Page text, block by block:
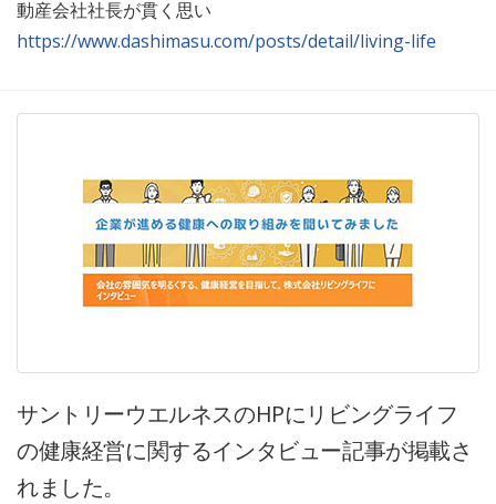
動産会社社長が貫く思い
https://www.dashimasu.com/posts/detail/living-life
サントリーウエルネスのHPにリビングライフ
の健康経営に関するインタビュー記事が掲載さ
れました。